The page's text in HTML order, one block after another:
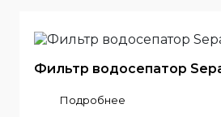
Фильтр водосепатор
Подробнее